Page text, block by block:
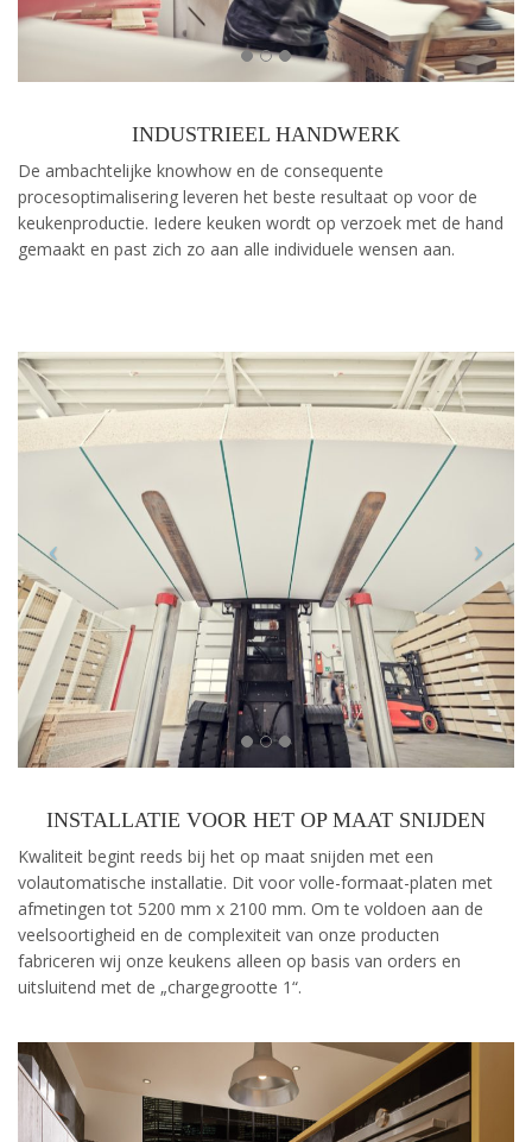
INDUSTRIEEL HANDWERK
De ambachtelijke knowhow en de consequente
procesoptimalisering leveren het beste resultaat op voor de
keukenproductie. Iedere keuken wordt op verzoek met de hand
gemaakt en past zich zo aan alle individuele wensen aan.
INSTALLATIE VOOR HET OP MAAT SNIJDEN
Kwaliteit begint reeds bij het op maat snijden met een
volautomatische installatie. Dit voor volle-formaat-platen met
afmetingen tot 5200 mm x 2100 mm. Om te voldoen aan de
veelsoortigheid en de complexiteit van onze producten
fabriceren wij onze keukens alleen op basis van orders en
uitsluitend met de „chargegrootte 1“.